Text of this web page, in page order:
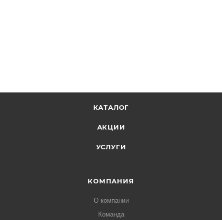
КАТАЛОГ
АКЦИИ
УСЛУГИ
КОМПАНИЯ
О компании
Команда